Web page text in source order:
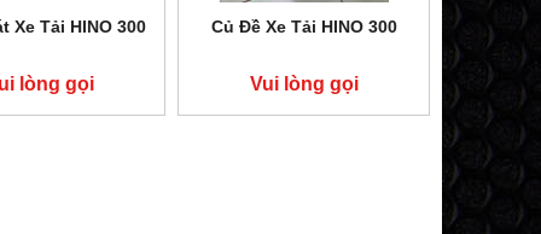
Xe Tải HINO 300
lòng gọi
Củ Đề Xe Tải HINO 300
Vui lòng gọi